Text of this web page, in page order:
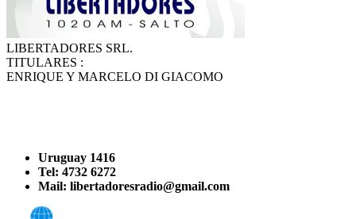
LIBERTADORES SRL.
TITULARES :
ENRIQUE Y MARCELO DI GIACOMO
Uruguay 1416
Tel: 4732 6272
Mail: libertadoresradio@gmail.com